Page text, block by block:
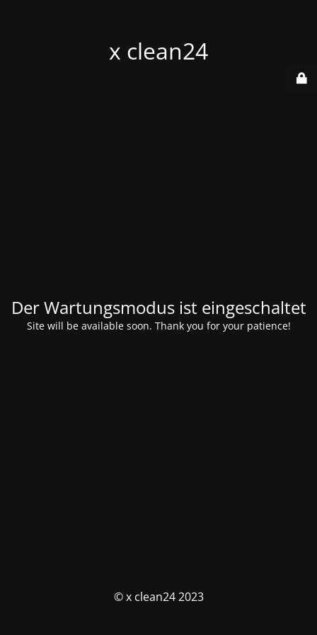
x clean24
Der Wartungsmodus ist eingeschaltet
Site will be available soon. Thank you for your patience!
© x clean24 2023